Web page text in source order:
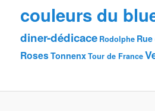
couleurs du
diner-dédicace Rodolphe
RosesTonnenxTour de France